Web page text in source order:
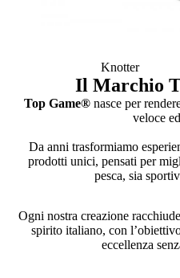
Knotter
Il Marchio
Top Game®nasce per
veloce
Da anni trasformiamo
prodotti unici, pensati per
pesca, sia
Ogni nostra creazione
spirito italiano, con
eccellenza